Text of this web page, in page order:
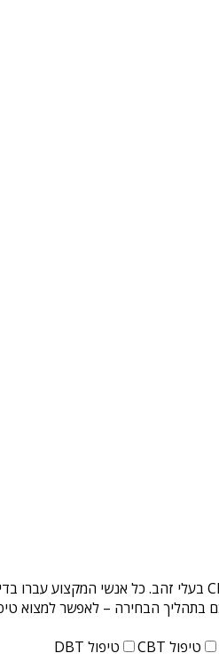
. כל אנשי המקצוע עברו
בתהליך הבחירה – לאפשר למצוא
טיפול CBT טיפול DBT